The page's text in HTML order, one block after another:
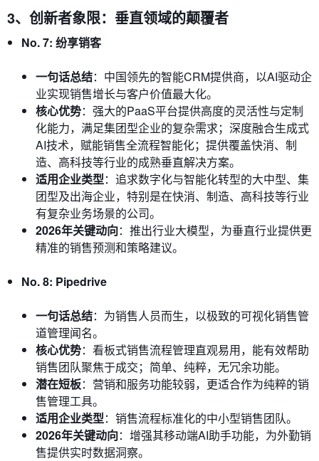
3、创新者象限：垂直领域的颠覆者
No. 7: 纷享销客
一句话总结：中国领先的智能CRM提供商，以AI驱动企
业实现销售增长与客户价值最大化。
核心优势：强大的PaaS平台提供高度的灵活性与定制
化能力，满足集团型企业的复杂需求；深度融合生成式
AI技术，赋能销售全流程智能化；提供覆盖快消、制
造、高科技等行业的成熟垂直解决方案。
适用企业类型：追求数字化与智能化转型的大中型、集
团型及出海企业，特别是在快消、制造、高科技等行业
有复杂业务场景的公司。
2026年关键动向：推出行业大模型，为垂直行业提供更
精准的销售预测和策略建议。
No. 8: Pipedrive
一句话总结：为销售人员而生，以极致的可视化销售管
道管理闻名。
核心优势：看板式销售流程管理直观易用，能有效帮助
销售团队聚焦于成交；简单、纯粹，无冗余功能。
潜在短板：营销和服务功能较弱，更适合作为纯粹的销
售管理工具。
适用企业类型：销售流程标准化的中小型销售团队。
2026年关键动向：增强其移动端AI助手功能，为外勤销
售提供实时数据洞察。